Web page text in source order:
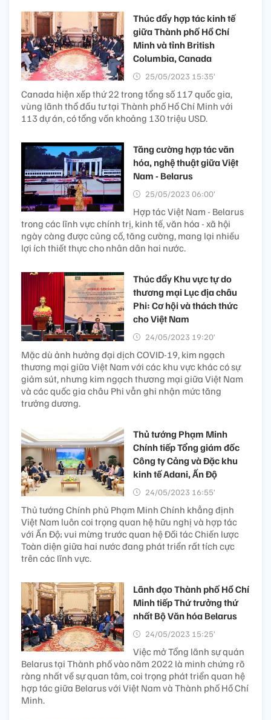
Thúc đẩy hợp tác kinh tế
giữa Thành phố Hồ Chí
Minh và tỉnh British
Columbia, Canada
25/05/2023 15:35’
Canada hiện xếp thứ 22 trong tổng số 117 quốc gia,
vùng lãnh thổ đầu tư tại Thành phố Hồ Chí Minh với
113 dự án, có tổng vốn khoảng 130 triệu USD.
Tăng cường hợp tác văn
hóa, nghệ thuật giữa Việt
Nam - Belarus
25/05/2023 06:00’
Hợp tác Việt Nam - Belarus
trong các lĩnh vực chính trị, kinh tế, văn hóa - xã hội
ngày càng được củng cố, tăng cường, mang lại nhiều
lợi ích thiết thực cho nhân dân hai nước.
Thúc đẩy Khu vực tự do
thương mại Lục địa châu
Phi: Cơ hội và thách thức
cho Việt Nam
24/05/2023 19:20’
Mặc dù ảnh hưởng đại dịch COVID-19, kim ngạch
thương mại giữa Việt Nam với các khu vực khác có sự
giảm sút, nhưng kim ngạch thương mại giữa Việt Nam
và các quốc gia châu Phi vẫn ghi nhận mức tăng
trưởng dương.
Thủ tướng Phạm Minh
Chính tiếp Tổng giám đốc
Công ty Cảng và Đặc khu
kinh tế Adani, Ấn Độ
24/05/2023 16:55’
Thủ tướng Chính phủ Phạm Minh Chính khẳng định
Việt Nam luôn coi trọng quan hệ hữu nghị và hợp tác
với Ấn Độ; vui mừng trước quan hệ Đối tác Chiến lược
Toàn diện giữa hai nước đang phát triển rất tích cực
trên các lĩnh vực.
Lãnh đạo Thành phố Hồ Chí
Minh tiếp Thứ trưởng thứ
nhất Bộ Văn hóa Belarus
24/05/2023 15:25’
Việc mở Tổng lãnh sự quán
Belarus tại Thành phố vào năm 2022 là minh chứng rõ
ràng nhất về sự quan tâm, coi trọng phát triển quan hệ
hợp tác giữa Belarus với Việt Nam và Thành phố Hồ Chí
Minh.